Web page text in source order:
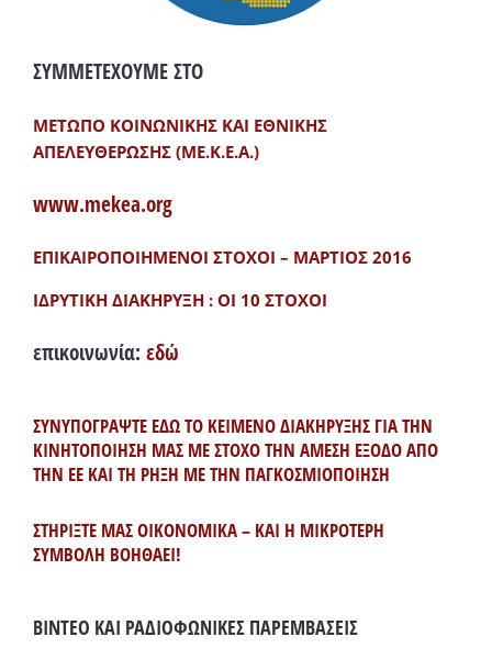
ΣΥΜΜΕΤΕΧΟΥΜΕ ΣΤΟ
ΜΕΤΩΠΟ ΚΟΙΝΩΝΙΚΗΣ ΚΑΙ ΕΘΝΙΚΗΣ
ΑΠΕΛΕΥΘΕΡΩΣΗΣ (ΜΕ.Κ.Ε.Α.)
www.mekea.org
ΕΠΙΚΑΙΡΟΠΟΙΗΜΕΝΟΙ ΣΤΟΧΟΙ – ΜΑΡΤΙΟΣ 2016
ΙΔΡΥΤΙΚΗ ΔΙΑΚΗΡΥΞΗ : ΟΙ 10 ΣΤΟΧΟΙ
επικοινωνία: εδώ
ΣΥΝΥΠΟΓΡΑΨΤΕ ΕΔΩ ΤΟ ΚΕΙΜΕΝΟ ΔΙΑΚΗΡΥΞΗΣ ΓΙΑ ΤΗΝ
ΚΙΝΗΤΟΠΟΙΗΣΗ ΜΑΣ ΜΕ ΣΤΟΧΟ ΤΗΝ ΑΜΕΣΗ ΕΞΟΔΟ ΑΠΟ
ΤΗΝ ΕΕ ΚΑΙ ΤΗ ΡΗΞΗ ΜΕ ΤΗΝ ΠΑΓΚΟΣΜΙΟΠΟΙΗΣΗ
ΣΤΗΡΙΞΤΕ ΜΑΣ ΟΙΚΟΝΟΜΙΚΑ – ΚΑΙ Η ΜΙΚΡΟΤΕΡΗ
ΣΥΜΒΟΛΗ ΒΟΗΘΑΕΙ!
ΒΙΝΤΕΟ ΚΑΙ ΡΑΔΙΟΦΩΝΙΚΕΣ ΠΑΡΕΜΒΑΣΕΙΣ